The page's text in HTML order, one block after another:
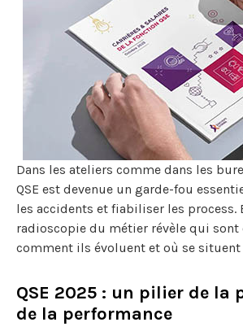
Dans les ateliers comme dans les
QSE est devenue un garde-fou
les accidents et fiabiliser les process.
radioscopie du métier révèle qui sont
comment ils évoluent et où se situent
QSE 2025 : un pilier de la
de la performance